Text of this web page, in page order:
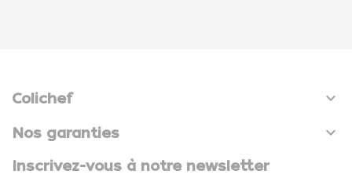
Colichef 
Nos garanties 
Inscrivez-vous à notre newsletter